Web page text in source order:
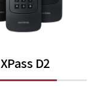
XPass D2